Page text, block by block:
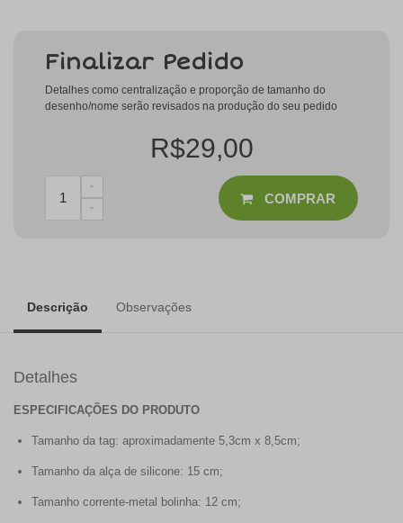
Finalizar Pedido
Detalhes como centralização e proporção de tamanho do
desenho/nome serão revisados na produção do seu pedido
R$29,00
COMPRAR
Descrição Observações
Detalhes
ESPECIFICAÇÕES DO PRODUTO
Tamanho da tag: aproximadamente 5,3cm x 8,5cm;
Tamanho da alça de silicone: 15 cm;
Tamanho corrente-metal bolinha: 12 cm;